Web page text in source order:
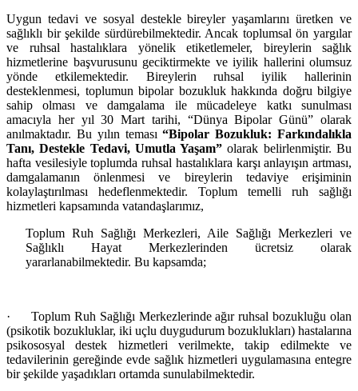
Uygun tedavi ve sosyal destekle bireyler yaşamlarını üretken ve
sağlıklı bir şekilde sürdürebilmektedir. Ancak toplumsal ön yargılar
ve ruhsal hastalıklara yönelik etiketlemeler, bireylerin sağlık
hizmetlerine başvurusunu geciktirmekte ve iyilik hallerini olumsuz
yönde etkilemektedir. Bireylerin ruhsal iyilik hallerinin
desteklenmesi, toplumun bipolar bozukluk hakkında doğru bilgiye
sahip olması ve damgalama ile mücadeleye katkı sunulması
amacıyla her yıl 30 Mart tarihi, “Dünya Bipolar Günü” olarak
anılmaktadır. Bu yılın teması“Bipolar Bozukluk: Farkındalıkla
Tanı, Destekle Tedavi, Umutla Yaşam” olarak belirlenmiştir. Bu
hafta vesilesiyle toplumda ruhsal hastalıklara karşı anlayışın artması,
damgalamanın önlenmesi ve bireylerin tedaviye erişiminin
kolaylaştırılması hedeflenmektedir. Toplum temelli ruh sağlığı
hizmetleri kapsamında vatandaşlarımız,
Toplum Ruh Sağlığı Merkezleri, Aile Sağlığı Merkezleri ve
Sağlıklı Hayat Merkezlerinden ücretsiz olarak
yararlanabilmektedir. Bu kapsamda;
·
Toplum Ruh Sağlığı Merkezlerinde ağır ruhsal bozukluğu olan
(psikotik bozukluklar, iki uçlu duygudurum bozuklukları) hastalarına
psikososyal destek hizmetleri verilmekte, takip edilmekte ve
tedavilerinin gereğinde evde sağlık hizmetleri uygulamasına entegre
bir şekilde yaşadıkları ortamda sunulabilmektedir.